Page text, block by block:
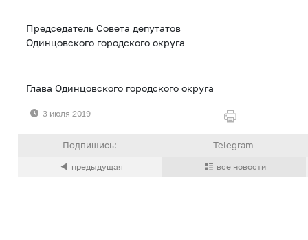
Председатель Совета депутатов
Одинцовского городского округа
Глава Одинцовского городского округа
3 июля 2019